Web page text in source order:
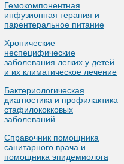
Гемокомпонентная
инфузионная терапия и
парентеральное питание
Хронические
неспецифические
заболевания легких у детей
и их климатическое лечение
Бактериологическая
диагностика и профилактика
стафилококковых
заболеваний
Справочник помощника
санитарного врача и
помощника эпидемиолога